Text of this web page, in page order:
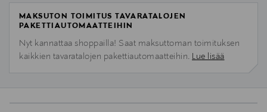
MAKSUTON TOIMITUS TAVARATALOJEN
PAKETTIAUTOMAATTEIHIN
Nyt kannattaa shoppailla! Saat maksuttoman toimituksen
kaikkien tavaratalojen pakettiautomaatteihin. Lue lisää